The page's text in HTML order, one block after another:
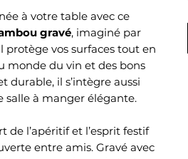
à votre table avec ce
gravé, imaginé par
protège vos surfaces tout en
monde du vin et des bons
durable, il s’intègre aussi
salle à manger élégante.
de l’apéritif et l’esprit festif
entre amis. Gravé avec